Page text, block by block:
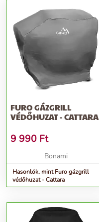
FURO GÁZGRILL
VÉDŐHUZAT - CATTARA
9 990 Ft
Bonami
Hasonlók, mint Furo gázgrill
védőhuzat - Cattara